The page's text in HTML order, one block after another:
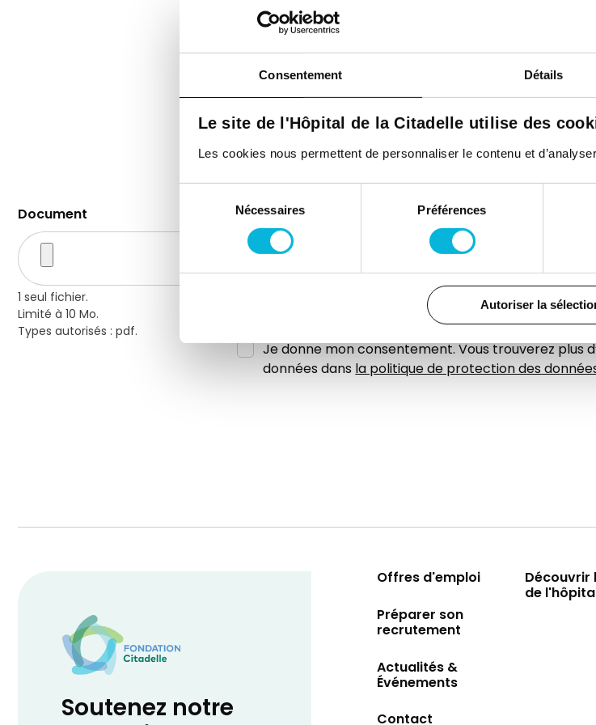
Consentement Détails
Le site de l'Hôpital de la Citadelle utilise des
Les cookies nous permettent de personnaliser le contenu et
consentement
Nécessaires Préférences
Autoriser la
Document
1 seul fichier.
Limité à 10 Mo.
Types autorisés : pdf.
Je donne mon consentement. Vous trouverez plus
données dansla politique de protection des
Soutenez notre
Offres d'emploi
Préparer son
recrutement
Actualités &
Événements
Contact
Découvrir
de